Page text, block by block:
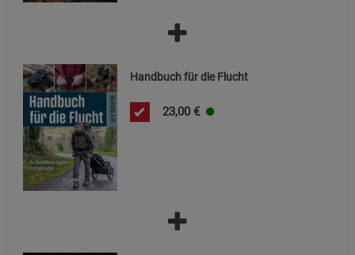
Handbuch für die Flucht
23,00 €